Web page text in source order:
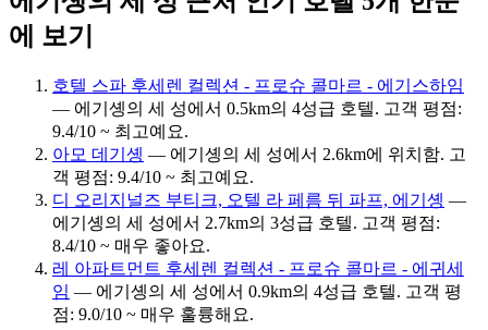
에 보기
호텔 스파 후세렌 컬렉션 - 프로슈 콜마르 - 에기스하임
— 에기솅의 세 성에서 0.5km의 4성급 호텔. 고객 평점:
9.4/10 ~ 최고예요.
아모 데기솅 — 에기솅의 세 성에서 2.6km에 위치함. 고
객 평점: 9.4/10 ~ 최고예요.
디 오리지널즈 부티크, 오텔 라 페름 뒤 파프, 에기솅 —
에기솅의 세 성에서 2.7km의 3성급 호텔. 고객 평점:
8.4/10 ~ 매우 좋아요.
레 아파트먼트 후세렌 컬렉션 - 프로슈 콜마르 - 에귀세
임 — 에기솅의 세 성에서 0.9km의 4성급 호텔. 고객 평
점: 9.0/10 ~ 매우 훌륭해요.